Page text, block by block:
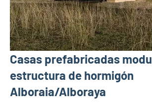
Casas prefabricadas
estructura de hormigón
Alboraia/Alboraya